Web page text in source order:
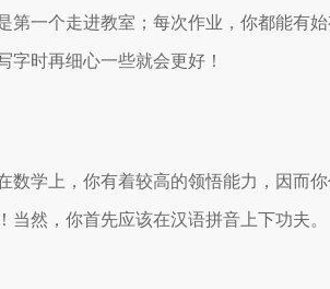
一个走进教室；每次作业，你都能有
时再细心一些就会更好！
数学上，你有着较高的领悟能力，因而
然，你首先应该在汉语拼音上下功夫。